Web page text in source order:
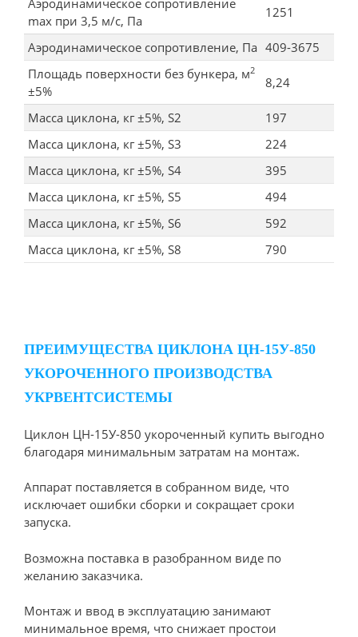
Аэродинамическое сопротивление
max при 3,5 м/с, Па
1251
Аэродинамическое сопротивление, Па 409-3675
Площадь поверхности без бункера, м2
±5%
8,24
Масса циклона, кг ±5%, S2
197
Масса циклона, кг ±5%, S3
224
Масса циклона, кг ±5%, S4
395
Масса циклона, кг ±5%, S5
494
Масса циклона, кг ±5%, S6
592
Масса циклона, кг ±5%, S8
790
ПРЕИМУЩЕСТВА ЦИКЛОНА ЦН-15У-850
УКОРОЧЕННОГО ПРОИЗВОДСТВА
УКРВЕНТСИСТЕМЫ
Циклон ЦН-15У-850 укороченный купить выгодно
благодаря минимальным затратам на монтаж.
Аппарат поставляется в собранном виде, что
исключает ошибки сборки и сокращает сроки
запуска.
Возможна поставка в разобранном виде по
желанию заказчика.
Монтаж и ввод в эксплуатацию занимают
минимальное время, что снижает простои